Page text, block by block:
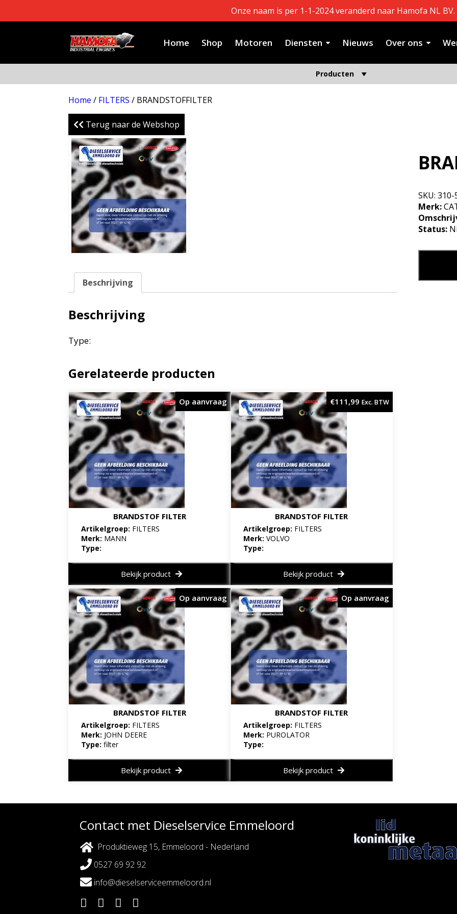
Onze naam is per 1-1-2024 veranderd naar Hamofa NL BV.
Home Shop Motoren Diensten Nieuws Over ons
Producten
Home / FILTERS / BRANDSTOFFILTER
Terug naar de Webshop
Beschrijving
Beschrijving
Type:
Gerelateerde producten
BRANDSTOF FILTER
Artikelgroep: FILTERS
Merk: MANN
Type:
Op aanvraag
Bekijk product
BRANDSTOF FILTER
Artikelgroep: FILTERS
Merk:VOLVO
Type:
€111,99 Exc. BTW
Bekijk product
BRANDSTOF FILTER
Artikelgroep: FILTERS
Merk: JOHN DEERE
Type: filter
Op aanvraag
Bekijk product
BRANDSTOF FILTER
Artikelgroep: FILTERS
Merk: PUROLATOR
Type:
Op aanvraag
Bekijk product
SKU:310-
Merk:
Status:
Contact met Dieselservice Emmeloord
Produktieweg 15, Emmeloord - Nederland
0527 69 92 92
info@dieselserviceemmeloord.nl